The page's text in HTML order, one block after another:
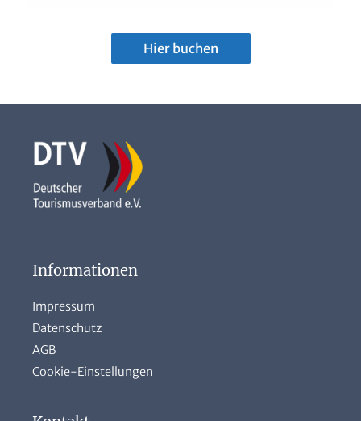
Hier buchen
Informationen
Impressum
Datenschutz
AGB
Cookie-Einstellungen